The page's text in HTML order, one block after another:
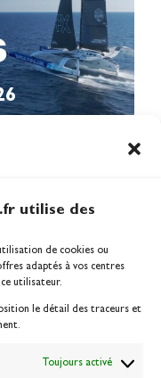
utilise des
de cookies ou
adaptés à vos centres
utilisateur.
le détail des traceurs et
Toujours activé